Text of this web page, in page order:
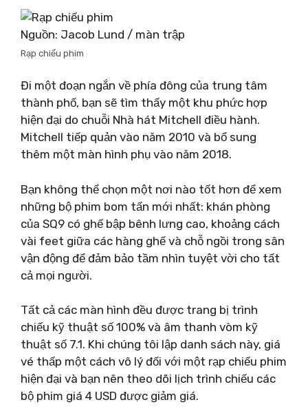
Nguồn: Jacob Lund / màn trập
Rạp chiếu phim
Đi một đoạn ngắn về phía đông của trung tâm
thành phố, bạn sẽ tìm thấy một khu phức hợp
hiện đại do chuỗi Nhà hát Mitchell điều hành.
Mitchell tiếp quản vào năm 2010 và bổ sung
thêm một màn hình phụ vào năm 2018.
Bạn không thể chọn một nơi nào tốt hơn để xem
những bộ phim bom tấn mới nhất: khán phòng
của SQ9 có ghế bập bênh lưng cao, khoảng cách
vài feet giữa các hàng ghế và chỗ ngồi trong sân
vận động để đảm bảo tầm nhìn tuyệt vời cho tất
cả mọi người.
Tất cả các màn hình đều được trang bị trình
chiếu kỹ thuật số 100% và âm thanh vòm kỹ
thuật số 7.1. Khi chúng tôi lập danh sách này, giá
vé thấp một cách vô lý đối với một rạp chiếu phim
hiện đại và bạn nên theo dõi lịch trình chiếu các
bộ phim giá 4 USD được giảm giá.